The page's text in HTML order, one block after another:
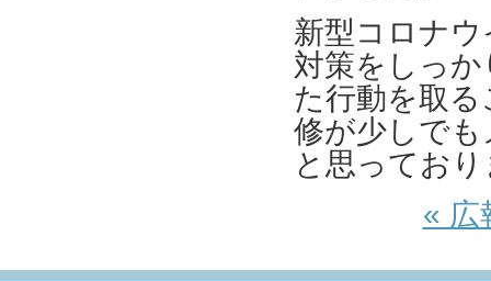
新型コロナ
対策をしっ
た行動を取
修が少しで
と思ってお
« 広